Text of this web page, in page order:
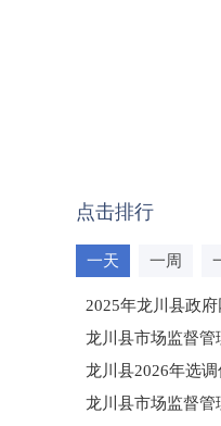
点击排行
一天 一周
2025年龙川县政
龙川县市场监督管
龙川县2026年选
龙川县市场监督